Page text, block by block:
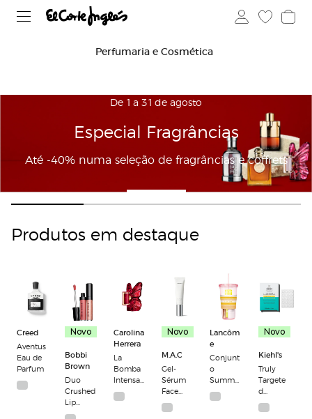
Perfumaria e Cosmética
De 1 a 31 de agosto
Especial Fragrâncias
Até -40% numa seleção de fragrâncias e coffrets
Comprar
Produtos em destaque
Creed
Aventus
Eau de
Parfum
Novo
Bobbi
Brown
Duo
Crushed
Lip
Gloss
Carolina
Herrera
La
Bomba
Intensa
Eau de
Parfum
Novo
M.A.C
Gel-
Sérum
Face
Glass
Ilumina
Lancôm
e
Conjunt
o
Summe
r Cup Ô
Zenith -
Novo
Kiehl's
Truly
Targete
d
Overnig
ht